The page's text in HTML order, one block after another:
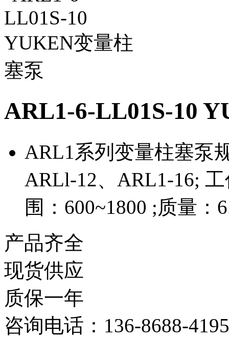
ARL1-6-LL01S-10
ARL1系列变量柱塞泵
ARLl-12、ARL1-16;
围：600~1800 ;质量：
产品齐全
现货供应
质保一年
咨询电话：136-8688-4195